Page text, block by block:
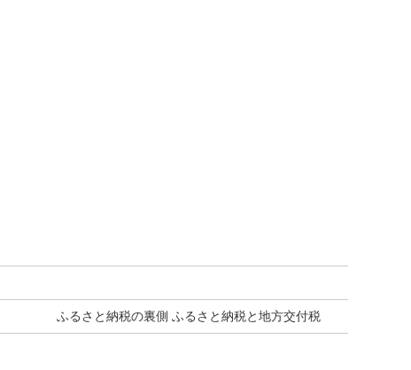
ふるさと納税の裏側 ふるさと納税と地方交付税